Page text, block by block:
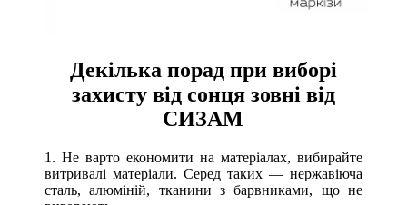
Декілька порад при виборі
захисту від сонця зовні від
СИЗАМ
1. Не варто економити на матеріалах, вибирайте
витривалі матеріали. Серед таких — нержавіюча
сталь, алюміній, тканини з барвниками, що не